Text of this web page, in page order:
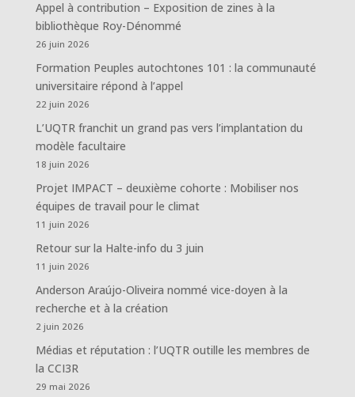
Appel à contribution – Exposition de zines à la
bibliothèque Roy-Dénommé
26 juin 2026
Formation Peuples autochtones 101 : la communauté
universitaire répond à l’appel
22 juin 2026
L’UQTR franchit un grand pas vers l’implantation du
modèle facultaire
18 juin 2026
Projet IMPACT – deuxième cohorte : Mobiliser nos
équipes de travail pour le climat
11 juin 2026
Retour sur la Halte-info du 3 juin
11 juin 2026
Anderson Araújo-Oliveira nommé vice-doyen à la
recherche et à la création
2 juin 2026
Médias et réputation : l’UQTR outille les membres de
la CCI3R
29 mai 2026